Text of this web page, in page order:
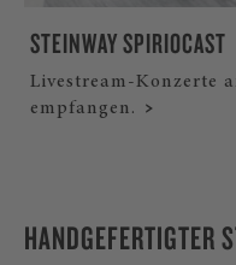
STEINWAY SPIRIOCAST
Livestream-Konzerte
empfangen.
HANDGEFERTIGTER